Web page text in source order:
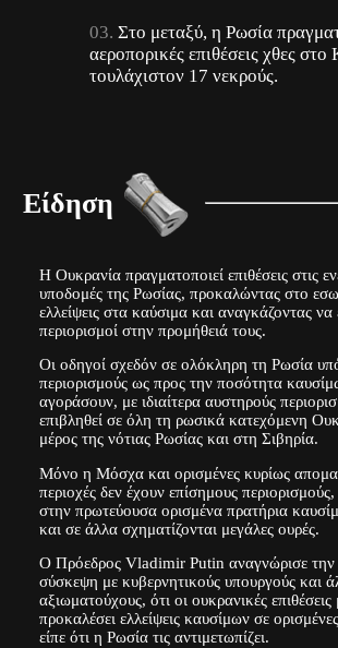
Στο μεταξύ, η Ρωσία
αεροπορικές επιθέσεις χθες στο
τουλάχιστον 17 νεκρούς.
Είδηση
Η Ουκρανία πραγματοποιεί επιθέσεις στις
υποδομές της Ρωσίας, προκαλώντας στο
ελλείψεις στα καύσιμα και αναγκάζοντας να
περιορισμοί στην προμήθειά τους.
Οι οδηγοί σχεδόν σε ολόκληρη τη Ρωσία
περιορισμούς ως προς την ποσότητα
αγοράσουν, με ιδιαίτερα αυστηρούς
επιβληθεί σε όλη τη ρωσικά κατεχόμενη
μέρος της νότιας Ρωσίας και στη Σιβηρία.
Μόνο η Μόσχα και ορισμένες κυρίως
περιοχές δεν έχουν επίσημους
στην πρωτεύουσα ορισμένα πρατήρια
και σε άλλα σχηματίζονται μεγάλες ουρές.
Ο Πρόεδρος Vladimir Putin αναγνώρισε την
σύσκεψη με κυβερνητικούς υπουργούς και
αξιωματούχους, ότι οι ουκρανικές
προκαλέσει ελλείψεις καυσίμων σε
είπε ότι η Ρωσία τις αντιμετωπίζει.